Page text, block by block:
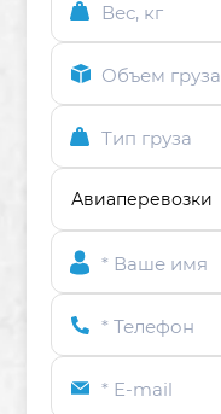
Вес, кг
Объем груза
Тип груза
* Ваше имя
* Телефон
* E-mail